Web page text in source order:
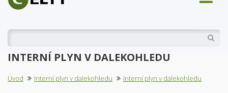
INTERNÍ PLYN V DALEKOHLEDU
Úvod Interní plyn v dalekohledu Interní plyn v dalekohledu